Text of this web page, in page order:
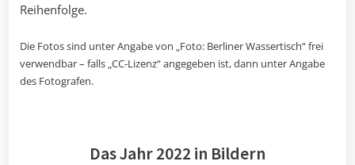
Reihenfolge.
Die Fotos sind unter Angabe von „Foto: Berliner Wassertisch“ frei
verwendbar – falls „CC-Lizenz“ angegeben ist, dann unter Angabe
des Fotografen.
Das Jahr 2022 in Bildern